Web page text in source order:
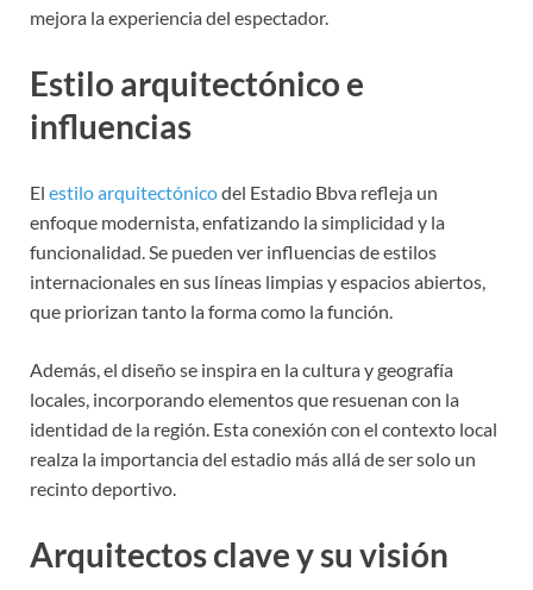
mejora la experiencia del espectador.
Estilo arquitectónico e
influencias
El estilo arquitectónicodel Estadio Bbva refleja un
enfoque modernista, enfatizando la simplicidad y la
funcionalidad. Se pueden ver influencias de estilos
internacionales en sus líneas limpias y espacios abiertos,
que priorizan tanto la forma como la función.
Además, el diseño se inspira en la cultura y geografía
locales, incorporando elementos que resuenan con la
identidad de la región. Esta conexión con el contexto local
realza la importancia del estadio más allá de ser solo un
recinto deportivo.
Arquitectos clave y su visión